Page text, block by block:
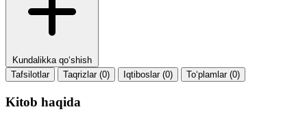
Kundalikka qo‘shish
Tafsilotlar
Taqrizlar (0) Iqtiboslar (0) To‘plamlar (0)
Kitob haqida